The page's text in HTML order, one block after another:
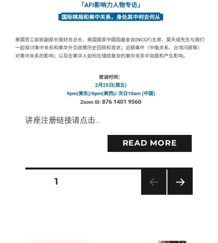
讲座注册链接请点击…
READ MORE
Posts
PAGE1